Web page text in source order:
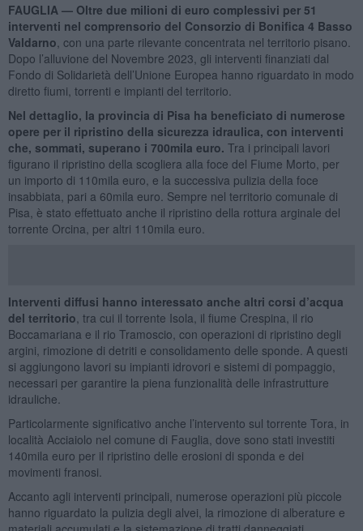
FAUGLIA — Oltre due milioni di euro complessivi per 51
interventi nel comprensorio del Consorzio di Bonifica 4 Basso
Valdarno , con una parte rilevante concentrata nel territorio pisano.
Dopo l’alluvione del Novembre 2023, gli interventi finanziati dal
Fondo di Solidarietà dell’Unione Europea hanno riguardato in modo
diretto fiumi, torrenti e impianti del territorio.
Nel dettaglio, la provincia di Pisa ha beneficiato di numerose
opere per il ripristino della sicurezza idraulica, con interventi
che, sommati, superano i 700mila euro. Tra i principali lavori
figurano il ripristino della scogliera alla foce del Fiume Morto, per
un importo di 110mila euro, e la successiva pulizia della foce
insabbiata, pari a 60mila euro. Sempre nel territorio comunale di
Pisa, è stato effettuato anche il ripristino della rottura arginale del
torrente Orcina, per altri 110mila euro.
Interventi diffusi hanno interessato anche altri corsi d’acqua
del territorio , tra cui il torrente Isola, il fiume Crespina, il rio
Boccamariana e il rio Tramoscio, con operazioni di ripristino degli
argini, rimozione di detriti e consolidamento delle sponde. A questi
si aggiungono lavori su impianti idrovori e sistemi di pompaggio,
necessari per garantire la piena funzionalità delle infrastrutture
idrauliche.
Particolarmente significativo anche l’intervento sul torrente Tora, in
località Acciaiolo nel comune di Fauglia, dove sono stati investiti
140mila euro per il ripristino delle erosioni di sponda e dei
movimenti franosi.
Accanto agli interventi principali, numerose operazioni più piccole
hanno riguardato la pulizia degli alvei, la rimozione di alberature e